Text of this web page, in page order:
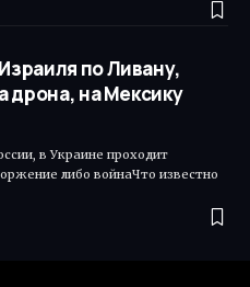
по Ливану,
дрона, на Мексику
в Украине проходит
либо войнаЧто известно